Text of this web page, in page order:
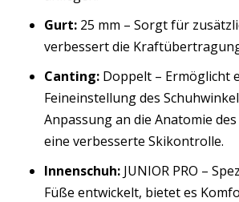
Gurt: 25 mm – Sorgt für
verbessert die
Canting: Doppelt – Ermöglicht
Feineinstellung des
Anpassung an die Anatomie
eine verbesserte Skikontrolle.
Innenschuh: JUNIOR PRO –
Füße entwickelt, bietet es